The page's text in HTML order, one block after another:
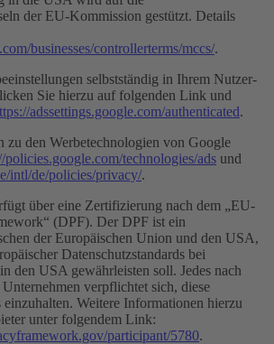
der EU-Kommission gestützt. Details
businesses/controllerterms/mccs/.
selbstständig in Ihrem Nutzer-
Sie hierzu auf folgenden Link und
adssettings.google.com/authenticated.
zu den Werbetechnologien von Google
policies.google.com/technologies/ads und
intl/de/policies/privacy/.
über eine Zertifizierung nach dem „EU-
(DPF). Der DPF ist ein
der Europäischen Union und den USA,
Datenschutzstandards bei
den USA gewährleisten soll. Jedes nach
verpflichtet sich, diese
einzuhalten. Weitere Informationen hierzu
unter folgendem Link:
participant/5780.